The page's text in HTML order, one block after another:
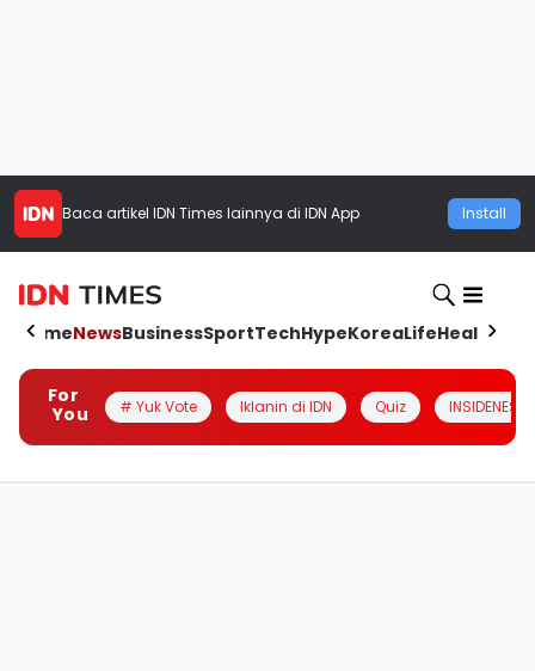
Baca artikel IDN Times lainnya di IDN App Install
HomeNewsBusinessSportTechHypeKoreaLifeHealth
For
You
# Yuk Vote Iklanin di IDN Quiz INSIDENESIA